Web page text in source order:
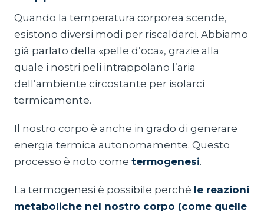
Quando la temperatura corporea scende,
esistono diversi modi per riscaldarci. Abbiamo
già parlato della «pelle d’oca», grazie alla
quale i nostri peli intrappolano l’aria
dell’ambiente circostante per isolarci
termicamente.
Il nostro corpo è anche in grado di generare
energia termica autonomamente. Questo
processo è noto come termogenesi.
La termogenesi è possibile perché le reazioni
metaboliche nel nostro corpo (come quelle